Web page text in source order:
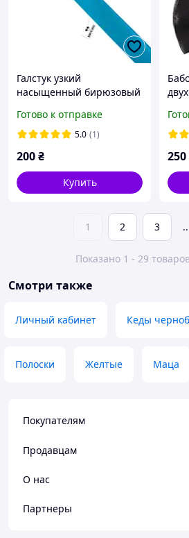
Галстук узкий
насыщенный бирюзовый
Готово к отправке
5.0 (1)
200₴
Купить
250
1 2 3
Показано 1 - 29
Смотри также
Личный кабинет Кеды
Полоски Желтые Маца
Покупателям
Продавцам
О нас
Партнеры